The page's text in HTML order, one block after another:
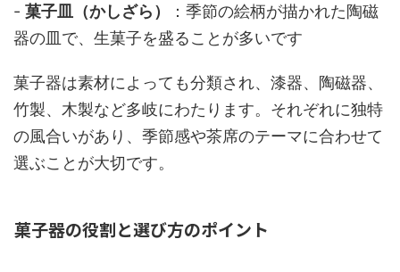
- 菓子皿（かしざら）
：季節の絵柄が描かれた陶磁
器の皿で、生菓子を盛ることが多いです
菓子器は素材によっても分類され、漆器、陶磁器、
竹製、木製など多岐にわたります。それぞれに独特
の風合いがあり、季節感や茶席のテーマに合わせて
選ぶことが大切です。
菓子器の役割と選び方のポイント